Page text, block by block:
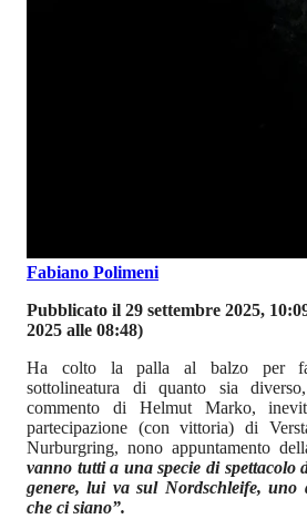
Fabiano Polimeni
Pubblicato il 29 settembre 2025,
2025 alle 08:48)
Ha colto la palla al balzo per
sottolineatura di quanto sia
commento di Helmut Marko,
partecipazione (con vittoria) di
Nurburgring, nono appuntamento
vanno tutti a una specie di spettacolo
genere, lui va sul Nordschleife,
che ci siano”.